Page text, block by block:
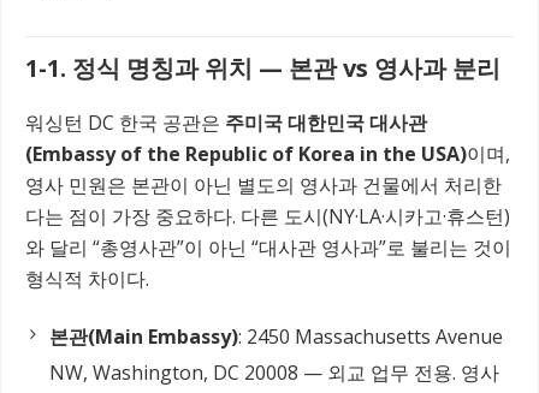
1-1. 정식 명칭과 위치 — 본관 vs 영사과 분리
워싱턴 DC 한국 공관은 주미국 대한민국 대사관
(Embassy of the Republic of Korea in the USA)이며,
영사 민원은 본관이 아닌 별도의 영사과 건물에서 처리한
다는 점이 가장 중요하다. 다른 도시(NY·LA·시카고·휴스턴)
와 달리 “총영사관”이 아닌 “대사관 영사과”로 불리는 것이
형식적 차이다.
본관(Main Embassy): 2450 Massachusetts Avenue
NW, Washington, DC 20008 — 외교 업무 전용. 영사